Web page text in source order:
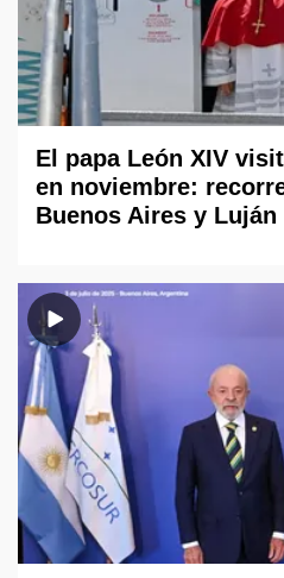
El papa León XIV
en noviembre:
Buenos Aires y Luján